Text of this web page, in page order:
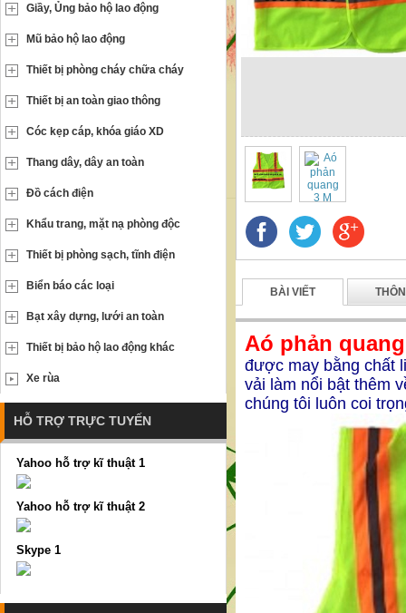
BÀI VIẾT
Aó phản
được may bằng chất
vải làm nổi bật thêm
chúng tôi luôn coi
Giầy, Ủng bảo hộ lao động
Mũ bảo hộ lao động
Thiết bị phòng cháy chữa cháy
Thiết bị an toàn giao thông
Cóc kẹp cáp, khóa giáo XD
Thang dây, dây an toàn
Đồ cách điện
Khẩu trang, mặt nạ phòng độc
Thiết bị phòng sạch, tĩnh điện
Biển báo các loại
Bạt xây dựng, lưới an toàn
Thiết bị bảo hộ lao động khác
Xe rùa
HỖ TRỢ TRỰC TUYẾN
Yahoo hỗ trợ kĩ thuật 1
Yahoo hỗ trợ kĩ thuật 2
Skype 1